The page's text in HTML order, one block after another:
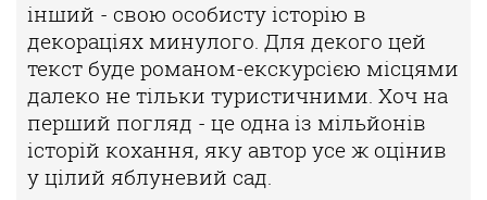
інший - свою особисту історію в
декораціях минулого. Для декого цей
текст буде романом-екскурсією місцями
далеко не тільки туристичними. Хоч на
перший погляд - це одна із мільйонів
історій кохання, яку автор усе ж оцінив
у цілий яблуневий сад.